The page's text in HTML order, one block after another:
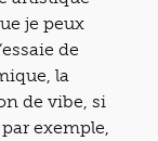
je peux
de
la
de vibe, si
exemple,